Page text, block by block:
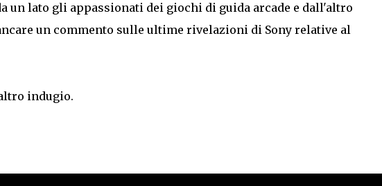
un lato gli appassionati dei giochi di guida arcade e dall'altro
un commento sulle ultime rivelazioni di Sony relative al
indugio.